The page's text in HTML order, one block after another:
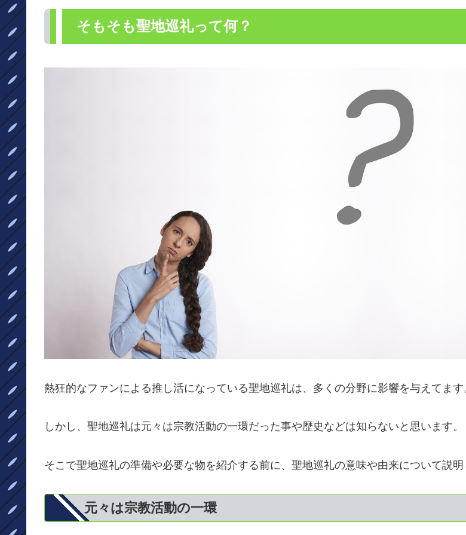
そもそも聖地巡礼って何？
熱狂的なファンによる推し活になっている聖地巡礼は、多くの分野に影響を与えてます
しかし、聖地巡礼は元々は宗教活動の一環だった事や歴史などは知らないと思います。
そこで聖地巡礼の準備や必要な物を紹介する前に、聖地巡礼の意味や由来について説明
元々は宗教活動の一環